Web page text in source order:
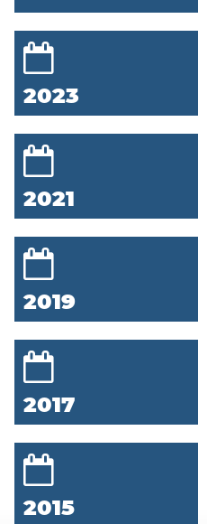
2023
2021
2019
2017
2015